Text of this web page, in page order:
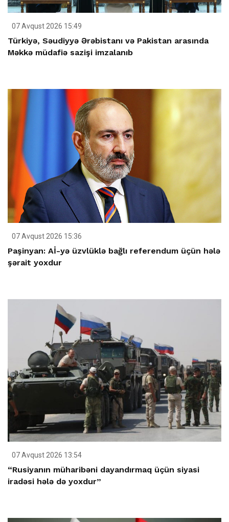
07 Avqust 2026 15:49
Türkiyə, Səudiyyə Ərəbistanı və Pakistan arasında
Məkkə müdafiə sazişi imzalanıb
07 Avqust 2026 15:36
Paşinyan: Aİ-yə üzvlüklə bağlı referendum üçün hələ
şərait yoxdur
07 Avqust 2026 13:54
“Rusiyanın müharibəni dayandırmaq üçün siyasi
iradəsi hələ də yoxdur”